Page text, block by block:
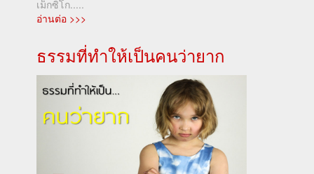
เม็กซิโก.....
อ่านต่อ >>>
ธรรมที่ทำให้เป็นคนว่ายาก